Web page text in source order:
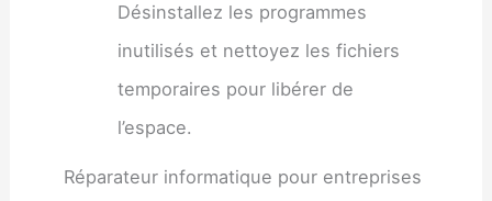
Désinstallez les programmes
inutilisés et nettoyez les fichiers
temporaires pour libérer de
l’espace.
Réparateur informatique pour entreprises